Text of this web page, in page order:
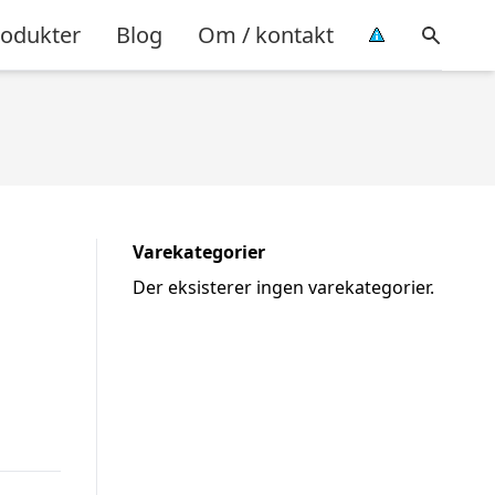
Blog Om / kontakt
Varekategorier
Der eksisterer ingen varekategorier.